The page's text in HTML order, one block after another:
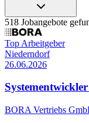
518 Jobangebote
Top Arbeitgeber
Niederndorf
26.06.2026
BORA Vertriebs